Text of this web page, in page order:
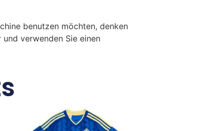
benutzen möchten, denken
verwenden Sie einen